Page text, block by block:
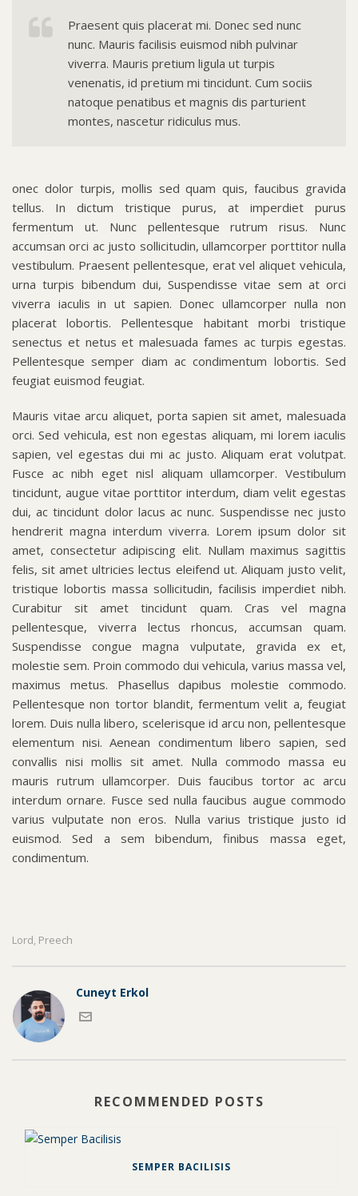
Praesent quis placerat mi. Donec sed nunc
nunc. Mauris facilisis euismod nibh pulvinar
viverra. Mauris pretium ligula ut turpis
venenatis, id pretium mi tincidunt. Cum sociis
natoque penatibus et magnis dis parturient
montes, nascetur ridiculus mus.
onec dolor turpis, mollis sed quam quis, faucibus gravida
tellus. In dictum tristique purus, at imperdiet purus
fermentum ut. Nunc pellentesque rutrum risus. Nunc
accumsan orci ac justo sollicitudin, ullamcorper porttitor nulla
vestibulum. Praesent pellentesque, erat vel aliquet vehicula,
urna turpis bibendum dui, Suspendisse vitae sem at orci
viverra iaculis in ut sapien. Donec ullamcorper nulla non
placerat lobortis. Pellentesque habitant morbi tristique
senectus et netus et malesuada fames ac turpis egestas.
Pellentesque semper diam ac condimentum lobortis. Sed
feugiat euismod feugiat.
Mauris vitae arcu aliquet, porta sapien sit amet, malesuada
orci. Sed vehicula, est non egestas aliquam, mi lorem iaculis
sapien, vel egestas dui mi ac justo. Aliquam erat volutpat.
Fusce ac nibh eget nisl aliquam ullamcorper. Vestibulum
tincidunt, augue vitae porttitor interdum, diam velit egestas
dui, ac tincidunt dolor lacus ac nunc. Suspendisse nec justo
hendrerit magna interdum viverra. Lorem ipsum dolor sit
amet, consectetur adipiscing elit. Nullam maximus sagittis
felis, sit amet ultricies lectus eleifend ut. Aliquam justo velit,
tristique lobortis massa sollicitudin, facilisis imperdiet nibh.
Curabitur sit amet tincidunt quam. Cras vel magna
pellentesque, viverra lectus rhoncus, accumsan quam.
Suspendisse congue magna vulputate, gravida ex et,
molestie sem. Proin commodo dui vehicula, varius massa vel,
maximus metus. Phasellus dapibus molestie commodo.
Pellentesque non tortor blandit, fermentum velit a, feugiat
lorem. Duis nulla libero, scelerisque id arcu non, pellentesque
elementum nisi. Aenean condimentum libero sapien, sed
convallis nisi mollis sit amet. Nulla commodo massa eu
mauris rutrum ullamcorper. Duis faucibus tortor ac arcu
interdum ornare. Fusce sed nulla faucibus augue commodo
varius vulputate non eros. Nulla varius tristique justo id
euismod. Sed a sem bibendum, finibus massa eget,
condimentum.
Lord, Preech
Cuneyt Erkol
RECOMMENDED POSTS
SEMPER BACILISIS